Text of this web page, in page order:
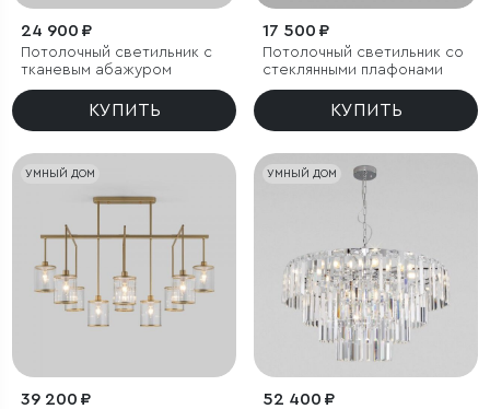
24 900 ₽
Потолочный светильник с
тканевым абажуром
КУПИТЬ
17 500 ₽
Потолочный светильник со
стеклянными плафонами
КУПИТЬ
УМНЫЙ ДОМ
39 200 ₽
УМНЫЙ ДОМ
52 400 ₽